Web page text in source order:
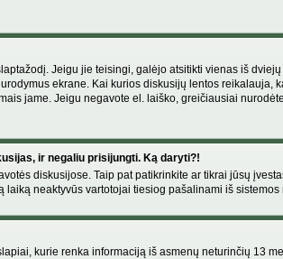
Jeigu jie teisingi, galėjo atsitikti vienas iš
ekrane. Kai kurios diskusijų lentos
jame. Jeigu negavote el. laiško, greičiausiai
ir negaliu prisijungti. Ką daryti?!
diskusijose. Taip pat patikrinkite ar tikrai jūsų
neaktyvūs vartotojai tiesiog pašalinami iš
kurie renka informaciją iš asmenų neturinčių 13